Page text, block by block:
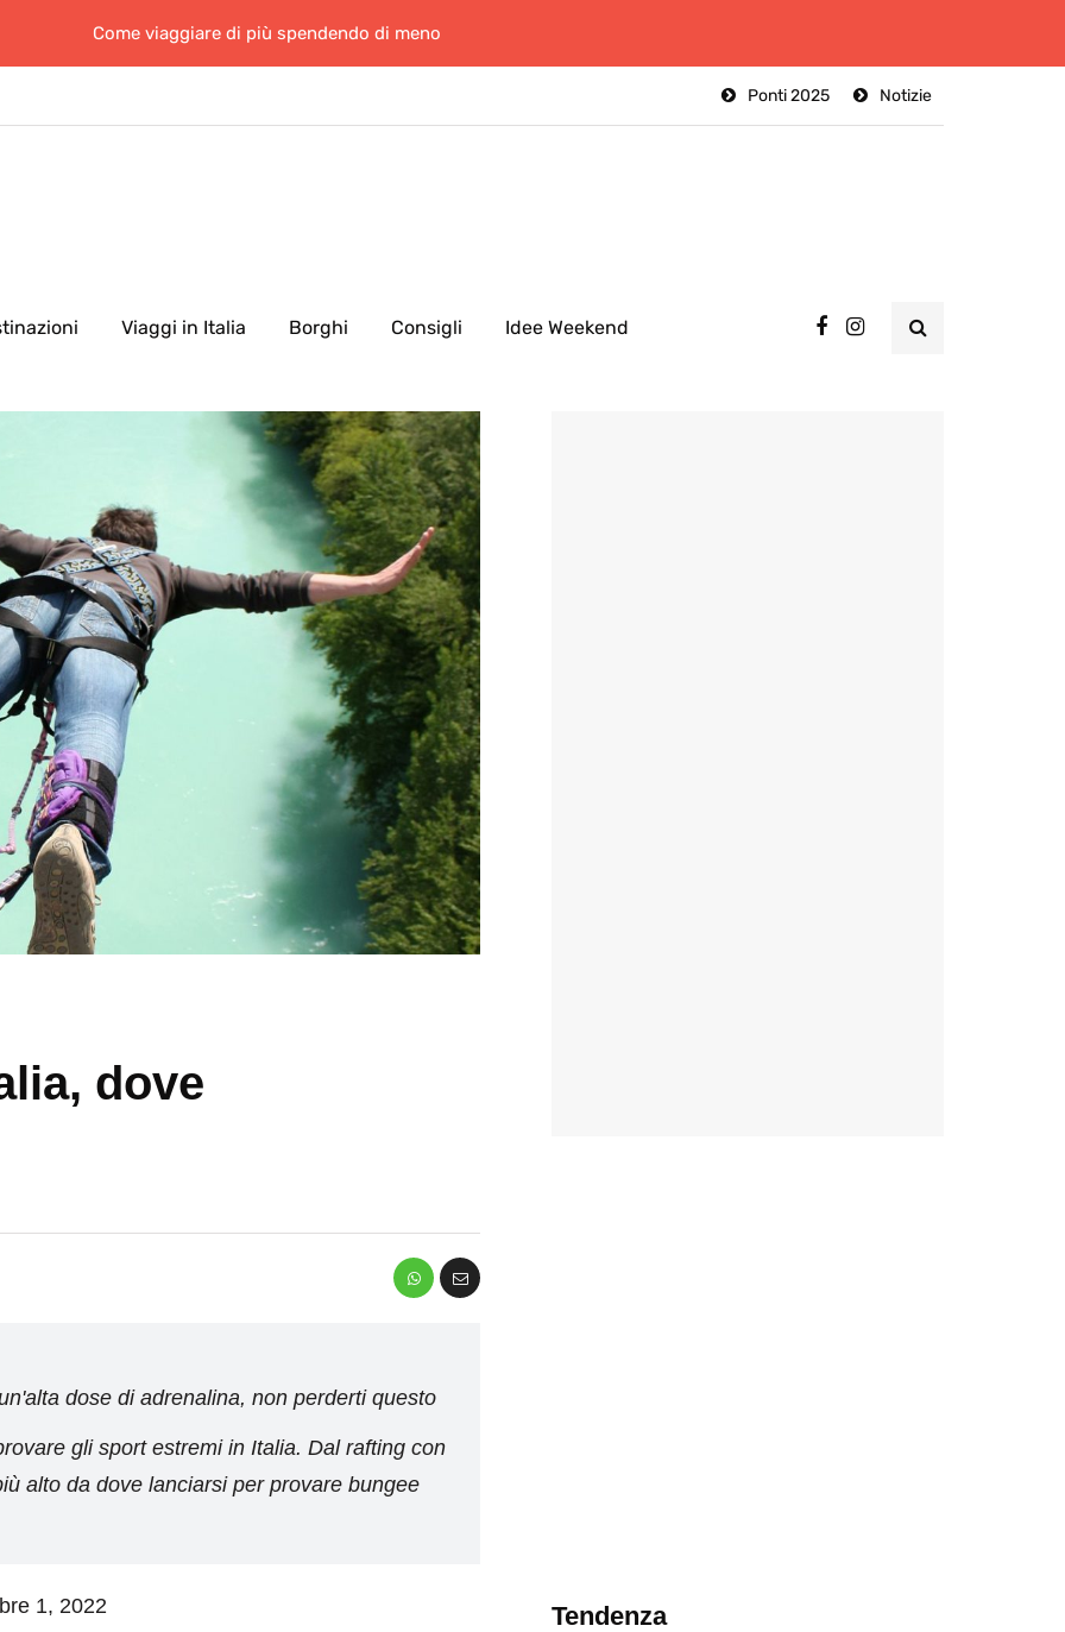
Come viaggiare di più spendendo di meno
Notizie
Ponti 2025
Viaggi in Italia Borghi Consigli Idee Weekend
dove
dose di adrenalina, non perderti questo
gli sport estremi in Italia. Dal rafting con
alto da dove lanciarsi per provare bungee
1, 2022 Tendenza